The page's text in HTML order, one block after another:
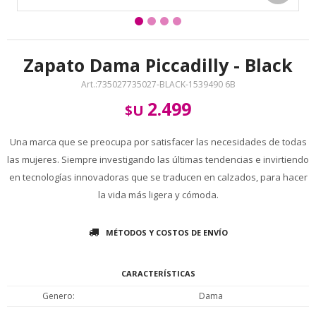
Zapato Dama Piccadilly - Black
735027735027-BLACK-1539490 6B
$U 2.499
Una marca que se preocupa por satisfacer las necesidades de todas
las mujeres. Siempre investigando las últimas tendencias e invirtiendo
en tecnologías innovadoras que se traducen en calzados, para hacer
la vida más ligera y cómoda.
MÉTODOS Y COSTOS DE ENVÍO
CARACTERÍSTICAS
Genero Dama